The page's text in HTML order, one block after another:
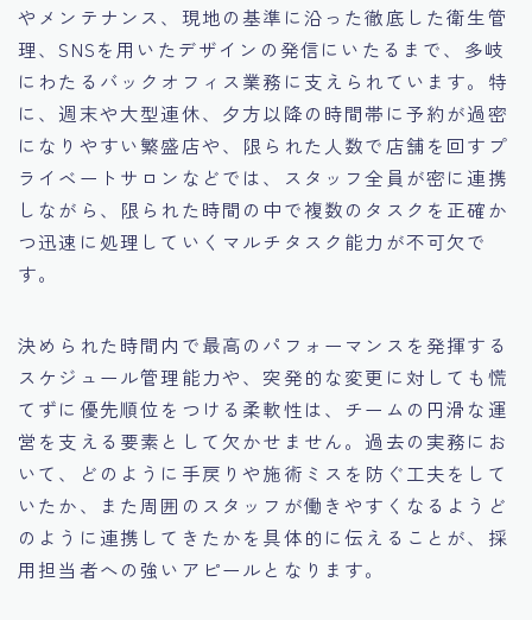
やメンテナンス、現地の基準に沿った徹底した衛生管
理、SNSを用いたデザインの発信にいたるまで、多岐
にわたるバックオフィス業務に支えられています。特
に、週末や大型連休、夕方以降の時間帯に予約が過密
になりやすい繁盛店や、限られた人数で店舗を回すプ
ライベートサロンなどでは、スタッフ全員が密に連携
しながら、限られた時間の中で複数のタスクを正確か
つ迅速に処理していくマルチタスク能力が不可欠で
す。
決められた時間内で最高のパフォーマンスを発揮する
スケジュール管理能力や、突発的な変更に対しても慌
てずに優先順位をつける柔軟性は、チームの円滑な運
営を支える要素として欠かせません。過去の実務にお
いて、どのように手戻りや施術ミスを防ぐ工夫をして
いたか、また周囲のスタッフが働きやすくなるようど
のように連携してきたかを具体的に伝えることが、採
用担当者への強いアピールとなります。